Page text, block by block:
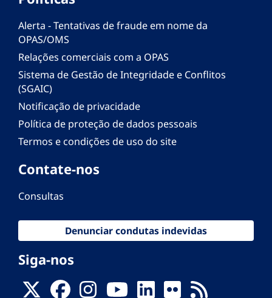
Alerta - Tentativas de fraude em nome da
OPAS/OMS
Relações comerciais com a OPAS
Sistema de Gestão de Integridade e Conflitos
(SGAIC)
Notificação de privacidade
Política de proteção de dados pessoais
Termos e condições de uso do site
Contate-nos
Consultas
Denunciar condutas indevidas
Siga-nos